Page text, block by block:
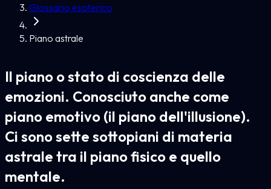
Glossario esoterico
Piano astrale
Il piano o stato di coscienza delle
emozioni. Conosciuto anche come
piano emotivo (il piano dell'illusione).
Ci sono sette sottopiani di materia
astrale tra il piano fisico e quello
mentale.